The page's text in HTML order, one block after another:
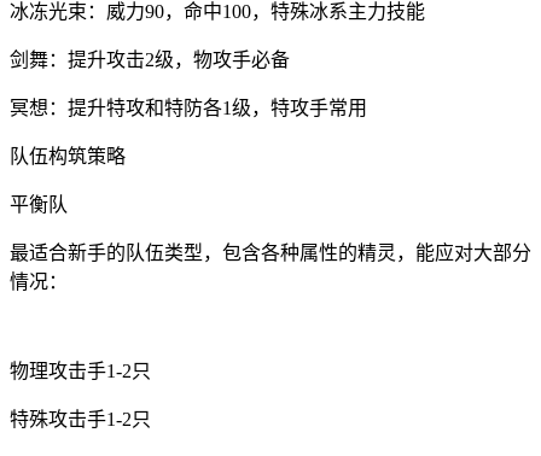
冰冻光束：威力90，命中100，特殊冰系主力技能
剑舞：提升攻击2级，物攻手必备
冥想：提升特攻和特防各1级，特攻手常用
队伍构筑策略
平衡队
最适合新手的队伍类型，包含各种属性的精灵，能应对大部分
情况：
物理攻击手1-2只
特殊攻击手1-2只